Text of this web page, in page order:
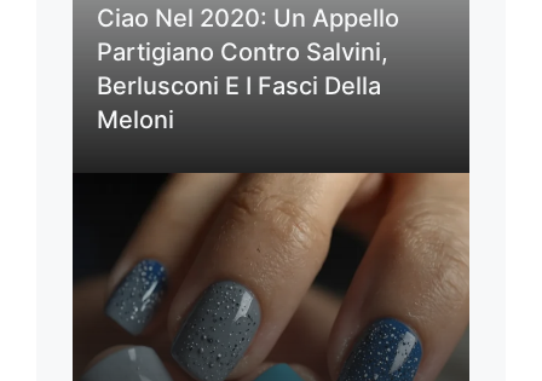
Ciao Nel 2020: Un Appello
Partigiano Contro Salvini,
Berlusconi E I Fasci Della
Meloni